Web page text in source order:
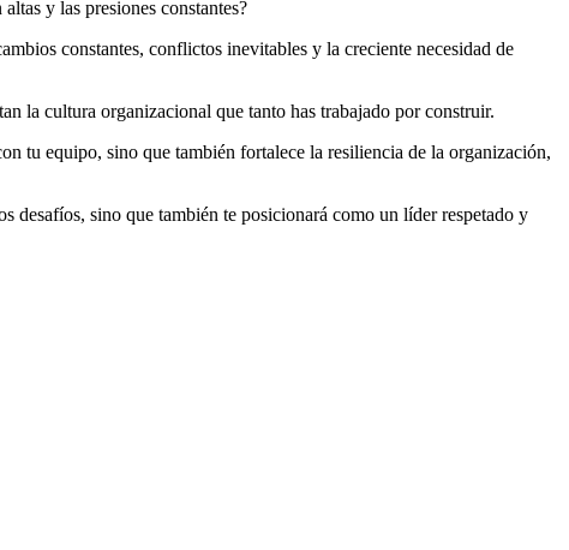
y las presiones constantes?
constantes, conflictos inevitables y la creciente necesidad de
la cultura organizacional que tanto has trabajado por construir.
tu equipo, sino que también fortalece la resiliencia de la organización,
desafíos, sino que también te posicionará como un líder respetado y